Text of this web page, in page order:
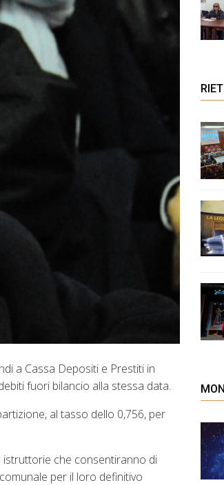
a Cassa Depositi e Prestiti in
fuori bilancio alla stessa data.
al tasso dello 0,756, per
istruttorie che consentiranno di
per il loro definitivo